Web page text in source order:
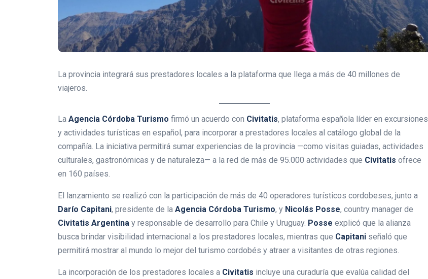
La provincia integrará sus prestadores locales a la plataforma que llega a más de 40 millones de
viajeros.
La Agencia Córdoba Turismo firmó un acuerdo con Civitatis, plataforma española líder en excursiones
y actividades turísticas en español, para incorporar a prestadores locales al catálogo global de la
compañía. La iniciativa permitirá sumar experiencias de la provincia —como visitas guiadas, actividades
culturales, gastronómicas y de naturaleza— a la red de más de 95.000 actividades que Civitatis ofrece
en 160 países.
El lanzamiento se realizó con la participación de más de 40 operadores turísticos cordobeses, junto a
Darío Capitani, presidente de la Agencia Córdoba Turismo, y Nicolás Posse, country manager de
Civitatis Argentina y responsable de desarrollo para Chile y Uruguay. Posse explicó que la alianza
busca brindar visibilidad internacional a los prestadores locales, mientras que Capitani señaló que
permitirá mostrar al mundo lo mejor del turismo cordobés y atraer a visitantes de otras regiones.
La incorporación de los prestadores locales a Civitatis incluye una curaduría que evalúa calidad del